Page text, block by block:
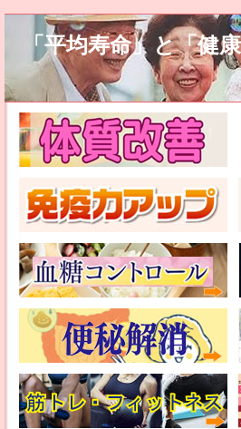
「平均寿命」と「健